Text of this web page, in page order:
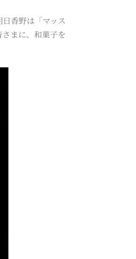
香野は「マッス
まに、和菓子を